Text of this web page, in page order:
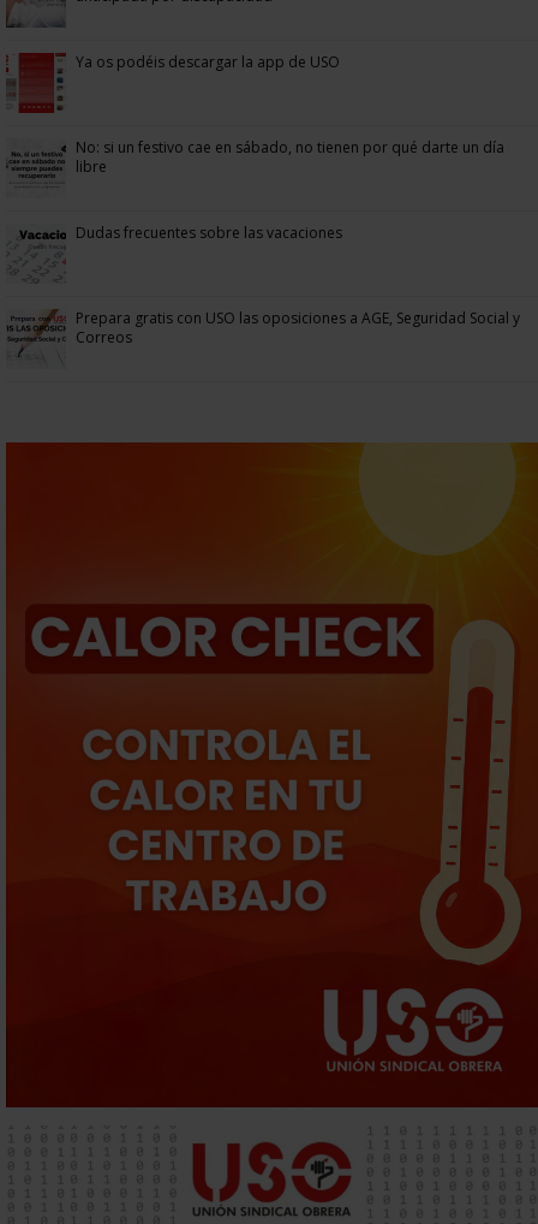
Ya os podéis descargar la app de USO
No: si un festivo cae en sábado, no tienen por qué darte un día
libre
Dudas frecuentes sobre las vacaciones
Prepara gratis con USO las oposiciones a AGE, Seguridad Social y
Correos